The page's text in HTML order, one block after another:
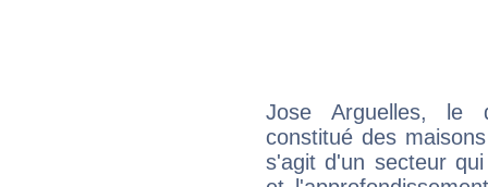
Jose Arguelles, le
constitué des
s'agit d'un secteur